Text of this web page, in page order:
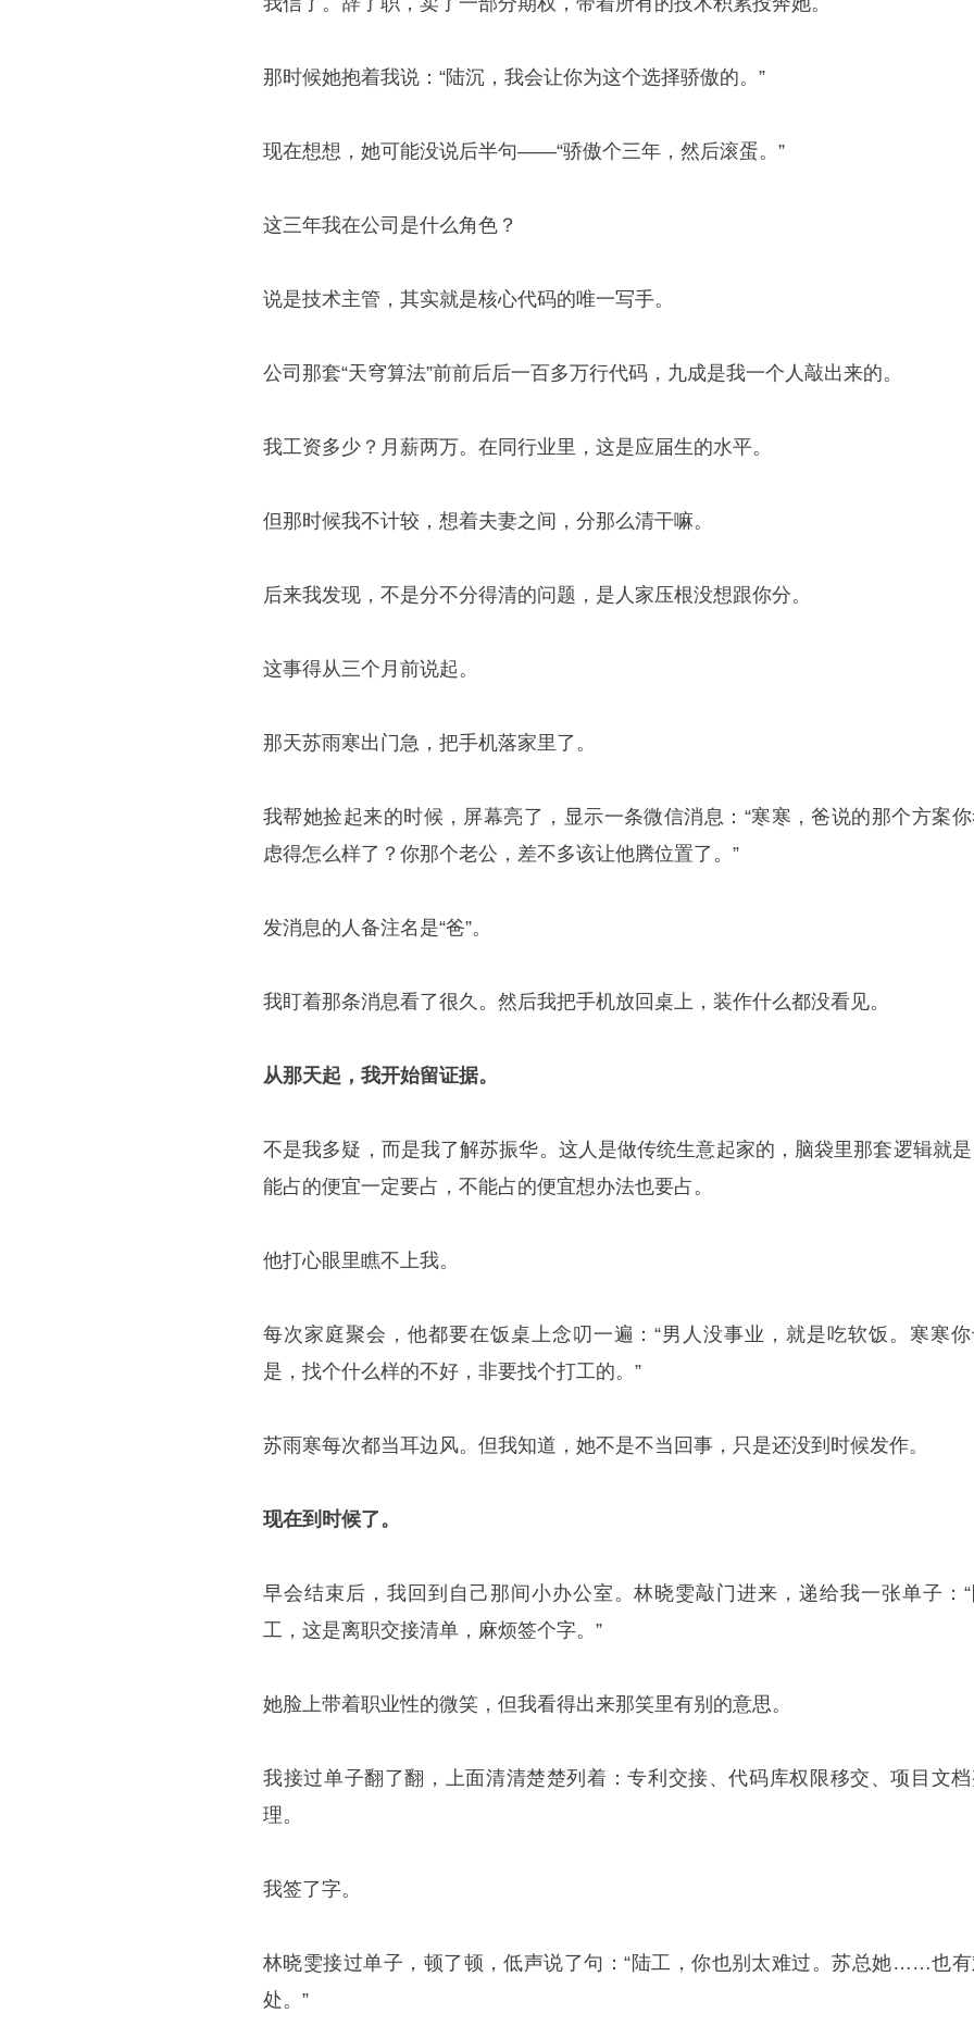
那时候她抱着我说：“陆沉，我会让你为这个选择骄傲的。”
现在想想，她可能没说后半句——“骄傲个三年，然后滚蛋。”
这三年我在公司是什么角色？
说是技术主管，其实就是核心代码的唯一写手。
公司那套“天穹算法”前前后后一百多万行代码，九成是我一个人敲出来的。
我工资多少？月薪两万。在同行业里，这是应届生的水平。
但那时候我不计较，想着夫妻之间，分那么清干嘛。
后来我发现，不是分不分得清的问题，是人家压根没想跟你分。
这事得从三个月前说起。
那天苏雨寒出门急，把手机落家里了。
我帮她捡起来的时候，屏幕亮了，显示一条微信消息：“寒寒，爸说的那个方案
虑得怎么样了？你那个老公，差不多该让他腾位置了。”
发消息的人备注名是“爸”。
我盯着那条消息看了很久。然后我把手机放回桌上，装作什么都没看见。
从那天起，我开始留证据。
不是我多疑，而是我了解苏振华。这人是做传统生意起家的，脑袋里那套逻辑就
能占的便宜一定要占，不能占的便宜想办法也要占。
他打心眼里瞧不上我。
每次家庭聚会，他都要在饭桌上念叨一遍：“男人没事业，就是吃软饭。寒寒
是，找个什么样的不好，非要找个打工的。”
苏雨寒每次都当耳边风。但我知道，她不是不当回事，只是还没到时候发作。
现在到时候了。
早会结束后，我回到自己那间小办公室。林晓雯敲门进来，递给我一张单子：
工，这是离职交接清单，麻烦签个字。”
她脸上带着职业性的微笑，但我看得出来那笑里有别的意思。
我接过单子翻了翻，上面清清楚楚列着：专利交接、代码库权限移交、项目文
理。
我签了字。
林晓雯接过单子，顿了顿，低声说了句：“陆工，你也别太难过。苏总她……也
处。”